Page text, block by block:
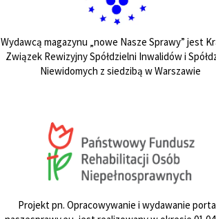
Wydawcą magazynu „nowe Nasze Sprawy” jest
Związek Rewizyjny Spółdzielni Inwalidów i
Niewidomych z siedzibą w Warszawie
Projekt pn. Opracowywanie i wydawanie